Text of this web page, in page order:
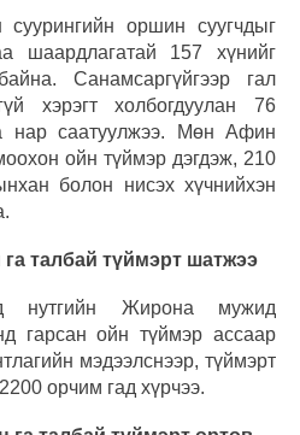
оршин суугчдыг
шаардлагатай 157 хүнийг
Санамсаргүйгээр гал
хэрэгт холбогдуулан 76
нар саатуулжээ. Мөн Афин
ойн түймэр дэгдэж, 210
болон нисэх хүчнийхэн
талбай түймэрт шатжээ
нутгийн Жирона мужид
гарсан ойн түймэр ассаар
мэдээлснээр, түймэрт
орчим гад хүрчээ.